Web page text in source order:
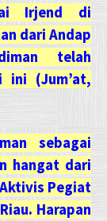
Irjend di
dari Andap
telah
ini (Jum’at,
sebagai
hangat dari
Pegiat
Harapan